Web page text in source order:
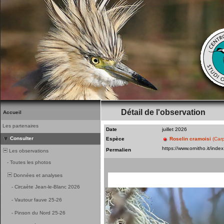
Accueil
Les partenaires
Consulter
Les observations
- Toutes les photos
Données et analyses
- Circaète Jean-le-Blanc 2026
- Vautour fauve 25-26
- Pinson du Nord 25-26
Détail de l'observation
Date
juillet 2026
Espèce
Roselin cramoisi
Permalien